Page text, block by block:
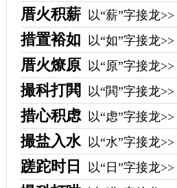
厝火积薪 以“薪”字接龙>>
措置裕如 以“如”字接龙>>
厝火燎原 以“原”字接龙>>
撮科打閧 以“閧”字接龙>>
措心积虑 以“虑”字接龙>>
撮盐入水 以“水”字接龙>>
蹉跎时日 以“日”字接龙>>